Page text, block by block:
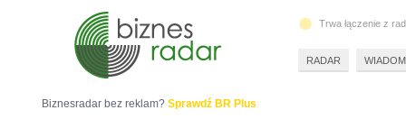
Biznesradar bez reklam? Sprawdź BR Plus
Trwa łączenie z
RADAR